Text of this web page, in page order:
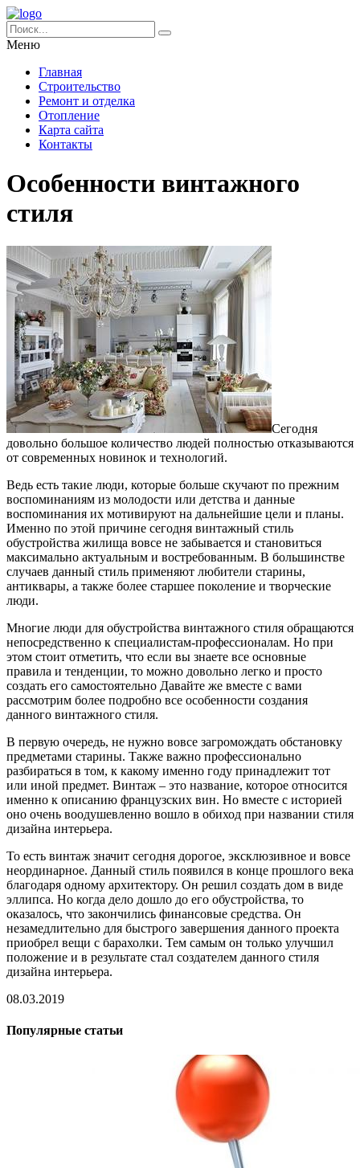
Меню
Главная
Строительство
Ремонт и отделка
Отопление
Карта сайта
Контакты
Особенности винтажного
стиля
Сегодня
довольно большое количество людей полностью отказываются
от современных новинок и технологий.
Ведь есть такие люди, которые больше скучают по прежним
воспоминаниям из молодости или детства и данные
воспоминания их мотивируют на дальнейшие цели и планы.
Именно по этой причине сегодня винтажный стиль
обустройства жилища вовсе не забывается и становиться
максимально актуальным и востребованным. В большинстве
случаев данный стиль применяют любители старины,
антиквары, а также более старшее поколение и творческие
люди.
Многие люди для обустройства винтажного стиля обращаются
непосредственно к специалистам-профессионалам. Но при
этом стоит отметить, что если вы знаете все основные
правила и тенденции, то можно довольно легко и просто
создать его самостоятельно Давайте же вместе с вами
рассмотрим более подробно все особенности создания
данного винтажного стиля.
В первую очередь, не нужно вовсе загромождать обстановку
предметами старины. Также важно профессионально
разбираться в том, к какому именно году принадлежит тот
или иной предмет. Винтаж – это название, которое относится
именно к описанию французских вин. Но вместе с историей
оно очень воодушевленно вошло в обиход при названии стиля
дизайна интерьера.
То есть винтаж значит сегодня дорогое, эксклюзивное и вовсе
неординарное. Данный стиль появился в конце прошлого века
благодаря одному архитектору. Он решил создать дом в виде
эллипса. Но когда дело дошло до его обустройства, то
оказалось, что закончились финансовые средства. Он
незамедлительно для быстрого завершения данного проекта
приобрел вещи с барахолки. Тем самым он только улучшил
положение и в результате стал создателем данного стиля
дизайна интерьера.
08.03.2019
Популярные статьи